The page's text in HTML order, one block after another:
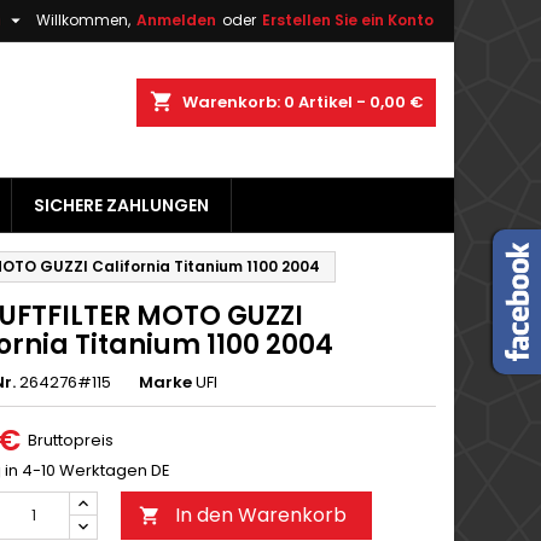
Willkommen, Anmelden oder Erstellen Sie ein Konto

shopping_cart Warenkorb: 0 Artikel - 0,00 €
SICHERE ZAHLUNGEN
GUZZI California Titanium 1100 2004
MOTO GUZZI
Titanium 1100 2004
264276#115 MarkeUFI
Bruttopreis
4-10 Werktagen DE
 In den Warenkorb